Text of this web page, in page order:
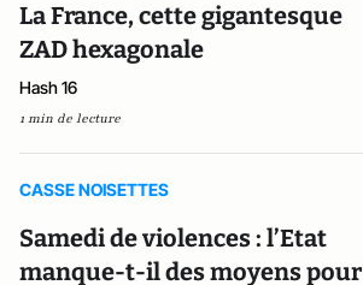
La France, cette gigantesque
ZAD hexagonale
Hash 16
1 min de lecture
CASSE NOISETTES
Samedi de violences : l’Etat
manque-t-il des moyens pour